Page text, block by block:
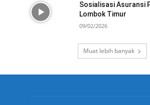
Sosialisasi Asuransi
Lombok Timur
09/02/2026
Muat lebih banyak